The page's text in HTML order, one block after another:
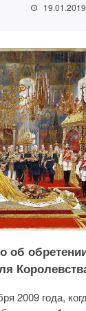
19.01.2019
об
2009 года,